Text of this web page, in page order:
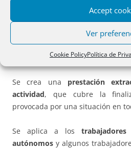
Accept
Ver
Cookie PolicyPolítica de
Ver Moratoria Convencional
de 26 de
Autónomos.Art. 17.
Se crea una prestación
actividad, que cubre la
provocada por una situación en
Se aplica a los
autónomos y algunos